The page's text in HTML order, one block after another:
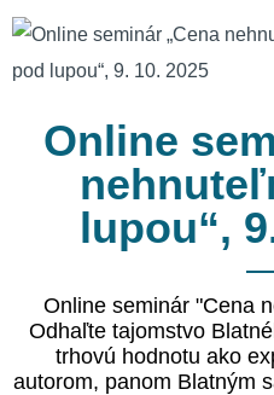
Online
lupou“,
Online seminár "Cena
Odhaľte tajomstvo
trhovú hodnotu ako
autorom, panom Blatným